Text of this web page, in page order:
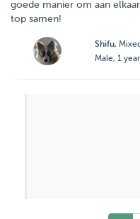
goede manier om aan
top samen!
Shifu,
Male, 1